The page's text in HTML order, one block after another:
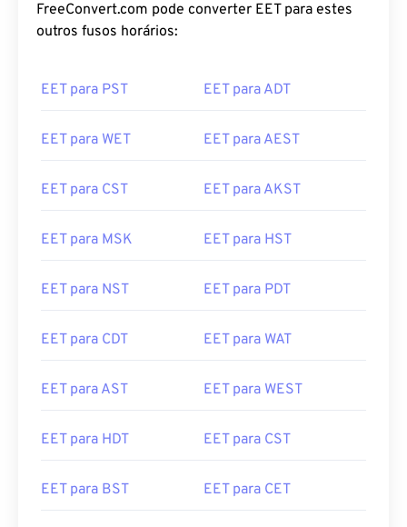
FreeConvert.com pode converter EET para estes
outros fusos horários:
EET para PST EET para ADT
EET para WET EET para AEST
EET para CST EET para AKST
EET para MSK EET para HST
EET para NST EET para PDT
EET para CDT EET para WAT
EET para AST EET para WEST
EET para HDT EET para CST
EET para BST EET para CET